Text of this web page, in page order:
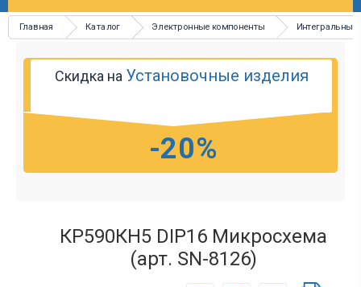
Главная Каталог Электронные компоненты Интегральные
Скидка на Установочные изделия
-20%
КР590КН5 DIP16 Микросхема
(арт. SN-8126)